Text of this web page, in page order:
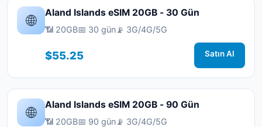
🌐 Aland Islands eSIM 20GB - 30 Gün
📶 20GB📅 30 gün📡 3G/4G/5G
$55.25 Satın Al
🌐 Aland Islands eSIM 20GB - 90 Gün
📶 20GB📅 90 gün📡 3G/4G/5G